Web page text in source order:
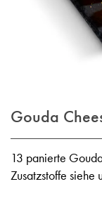
Gouda
13 panierte
Zusatzstoffe siehe